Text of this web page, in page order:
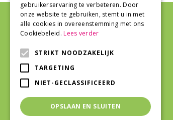
Algemeen
Algemene voorwaarden
Bezorgen & Retourneren
Veelgestelde vragen
gebruikerservaring te verbeteren. Door
onze website te gebruiken, stemt u in met
alle cookies in overeenstemming met ons
Cookiebeleid.Lees verder
STRIKT NOODZAKELIJK
TARGETING
NIET-GECLASSIFICEERD
OPSLAAN EN SLUITEN